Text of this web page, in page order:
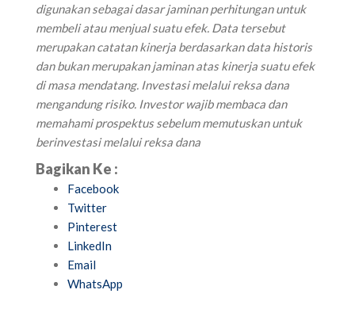
digunakan sebagai dasar jaminan perhitungan untuk
membeli atau menjual suatu efek. Data tersebut
merupakan catatan kinerja berdasarkan data historis
dan bukan merupakan jaminan atas kinerja suatu efek
di masa mendatang. Investasi melalui reksa dana
mengandung risiko. Investor wajib membaca dan
memahami prospektus sebelum memutuskan untuk
berinvestasi melalui reksa dana
Bagikan Ke :
Facebook
Twitter
Pinterest
LinkedIn
Email
WhatsApp